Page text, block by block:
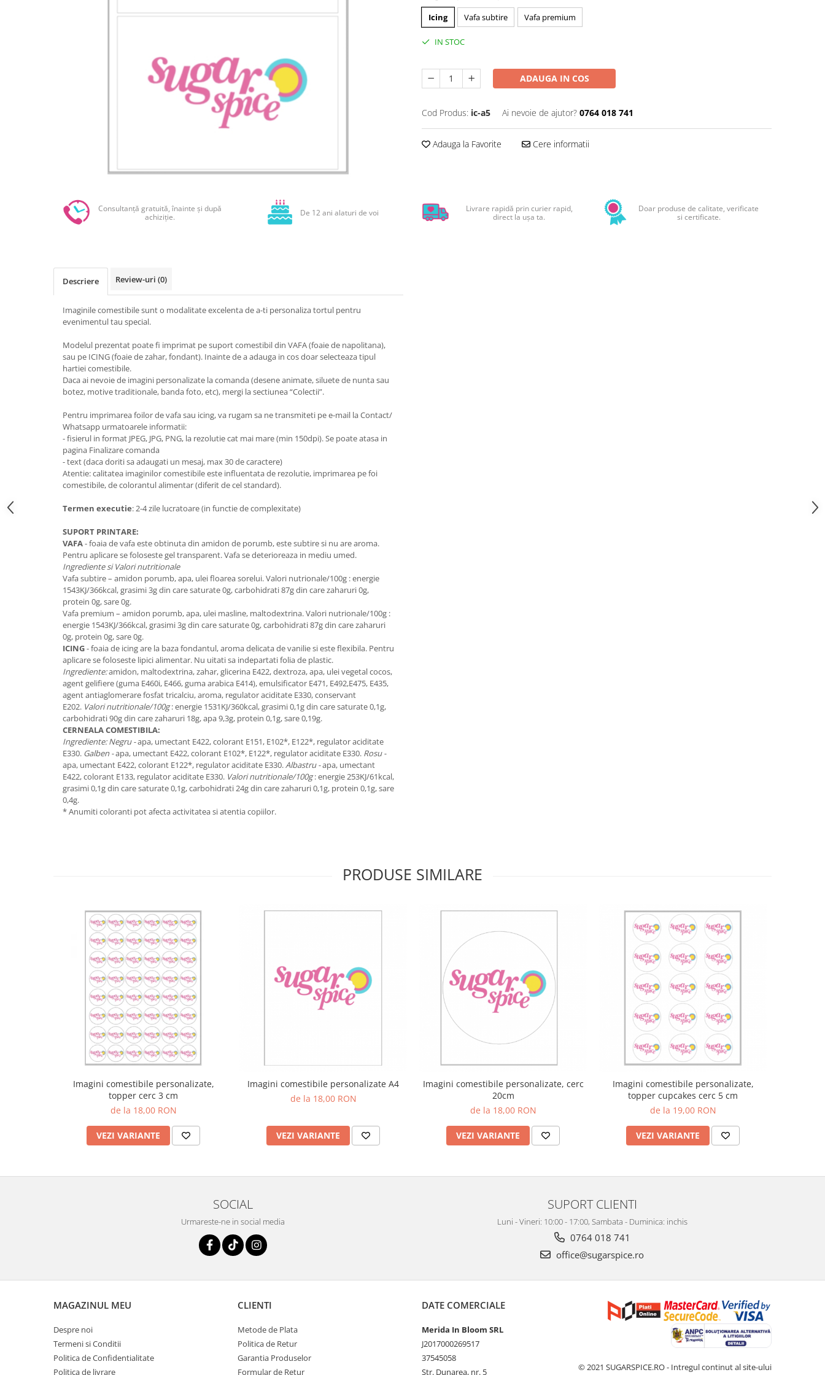
Candybar - Catering
Alte ambalaje
Decoratiuni din zahar
Decoratiuni din ciocolata
Printuri Comestibile
Flori Comestibile
RELAXARE & HOBBY
Role pentru colorat
Postere gigant
Puzzele mecanic
PETRECERI & EVENIMENTE
Cutii marturii
Toppere prajituri
DETERGENTI & CURATENIE
Icing Vafa subtire Vafa premium
IN STOC
ADAUGA IN COS
Cod Produs: ic-a5 Ai nevoie de ajutor? 0764 018 741
Adauga la Favorite Cere informatii
Consultanță gratuită, înainte și după
achiziție.
De 12 ani alaturi de voi
Livrare rapidă prin curier rapid,
direct la ușa ta.
Doar produse de calitate, verificate
si certificate.
Descriere Review-uri (0)
Imaginile comestibile sunt o modalitate excelenta de a-ti personaliza tortul pentru
evenimentul tau special.
Modelul prezentat poate fi imprimat pe suport comestibil din VAFA (foaie de napolitana),
sau pe ICING (foaie de zahar, fondant). Inainte de a adauga in cos doar selecteaza tipul
hartiei comestibile.
Daca ai nevoie de imagini personalizate la comanda (desene animate, siluete de nunta sau
botez, motive traditionale, banda foto, etc), mergi la sectiunea “Colectii”.
Pentru imprimarea foilor de vafa sau icing, va rugam sa ne transmiteti pe e-mail la Contact/
Whatsapp urmatoarele informatii:
- fisierul in format JPEG, JPG, PNG, la rezolutie cat mai mare (min 150dpi). Se poate atasa in
pagina Finalizare comanda
- text (daca doriti sa adaugati un mesaj, max 30 de caractere)
Atentie: calitatea imaginilor comestibile este influentata de rezolutie, imprimarea pe foi
comestibile, de colorantul alimentar (diferit de cel standard).
Termen executie: 2-4 zile lucratoare (in functie de complexitate)
SUPORT PRINTARE:
VAFA- foaia de vafa este obtinuta din amidon de porumb, este subtire si nu are aroma.
Pentru aplicare se foloseste gel transparent. Vafa se deterioreaza in mediu umed.
Ingrediente si Valori nutritionale
Vafa subtire – amidon porumb, apa, ulei floarea sorelui. Valori nutrionale/100g : energie
1543KJ/366kcal, grasimi 3g din care saturate 0g, carbohidrati 87g din care zaharuri 0g,
protein 0g, sare 0g.
Vafa premium – amidon porumb, apa, ulei masline, maltodextrina. Valori nutrionale/100g :
energie 1543KJ/366kcal, grasimi 3g din care saturate 0g, carbohidrati 87g din care zaharuri
0g, protein 0g, sare 0g.
ICING- foaia de icing are la baza fondantul, aroma delicata de vanilie si este flexibila. Pentru
aplicare se foloseste lipici alimentar. Nu uitati sa indepartati folia de plastic.
Ingrediente:amidon, maltodextrina, zahar, glicerina E422, dextroza, apa, ulei vegetal cocos,
agent gelifiere (guma E460i, E466, guma arabica E414), emulsificator E471, E492,E475, E435,
agent antiaglomerare fosfat tricalciu, aroma, regulator aciditate E330, conservant
E202. Valori nutritionale/100g: energie 1531KJ/360kcal, grasimi 0,1g din care saturate 0,1g,
carbohidrati 90g din care zaharuri 18g, apa 9,3g, protein 0,1g, sare 0,19g.
CERNEALA COMESTIBILA:
Ingrediente: Negru -apa, umectant E422, colorant E151, E102*, E122*, regulator aciditate
E330. Galben -apa, umectant E422, colorant E102*, E122*, regulator aciditate E330. Rosu -
apa, umectant E422, colorant E122*, regulator aciditate E330.Albastru -apa, umectant
E422, colorant E133, regulator aciditate E330. Valori nutritionale/100g: energie 253KJ/61kcal,
grasimi 0,1g din care saturate 0,1g, carbohidrati 24g din care zaharuri 0,1g, protein 0,1g, sare
0,4g.
* Anumiti coloranti pot afecta activitatea si atentia copiilor.
PRODUSE SIMILARE
Imagini comestibile personalizate,
topper cerc 3 cm
de la 18,00 RON
VEZI VARIANTE
Imagini comestibile personalizate A4
de la 18,00 RON
VEZI VARIANTE
Imagini comestibile personalizate, cerc
20cm
de la 18,00 RON
VEZI VARIANTE
Imagini comestibile personalizate,
topper cupcakes cerc 5 cm
de la 19,00 RON
VEZI VARIANTE
SOCIAL
Urmareste-ne in social media
SUPORT CLIENTI
Luni - Vineri: 10:00 - 17:00, Sambata - Duminica: inchis
0764 018 741
office@sugarspice.ro
MAGAZINUL MEU
Despre noi
Termeni si Conditii
Politica de Confidentialitate
Politica de livrare
CLIENTI
Metode de Plata
Politica de Retur
Garantia Produselor
Formular de Retur
DATE COMERCIALE
Merida In Bloom SRL
J2017000269517
37545058
Str. Dunarea, nr. 5
© 2021 SUGARSPICE.RO - Intregul continut al site-ului